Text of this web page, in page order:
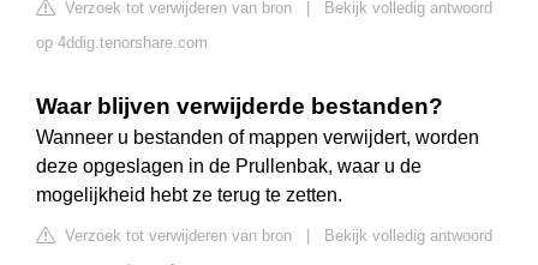
Verzoek tot verwijderen van bron
Bekijk volledig antwoord
op 4ddig.tenorshare.com
Waar blijven verwijderde bestanden?
Wanneer u bestanden of mappen verwijdert, worden
deze opgeslagen in de Prullenbak, waar u de
mogelijkheid hebt ze terug te zetten.
Verzoek tot verwijderen van bron
Bekijk volledig antwoord